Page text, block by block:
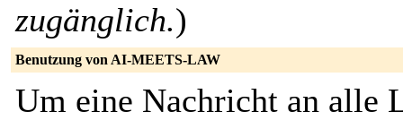
zugänglich.)
Benutzung von AI-MEETS-LAW
Um eine Nachricht an alle